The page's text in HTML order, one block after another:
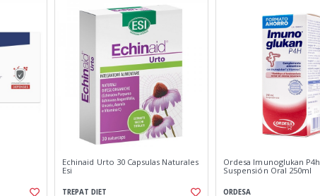
Echinaid Urto 30 Capsulas Naturales
Esi
TREPAT DIET
Ordesa Imunoglukan P4h
Suspensión Oral 250ml
ORDESA